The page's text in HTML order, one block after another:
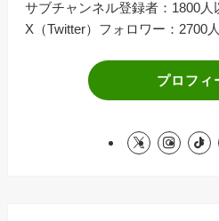
サブチャンネル登録者：1800人
X（Twitter）フォロワー：2700
プロフィ